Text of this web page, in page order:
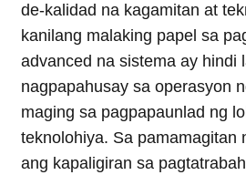
de-kalidad na kagamitan at
kanilang malaking papel sa
advanced na sistema ay hindi
nagpapahusay sa operasyon
maging sa pagpapaunlad ng
teknolohiya. Sa pamamagitan
ang kapaligiran sa